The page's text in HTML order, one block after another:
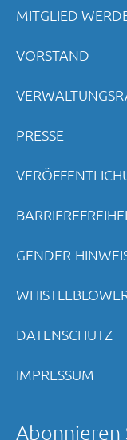
MITGLIED
VORSTAND
PRESSE
GENDER-
DATENSCHUTZ
IMPRESSUM
Abonnieren